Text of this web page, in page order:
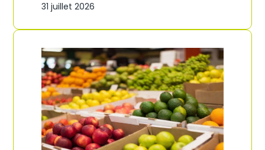
a
e
o
u
p
e
–
A
n
n
é
e
n
i
e
d
e
s
p
r
i
x
d
31 juillet 2026